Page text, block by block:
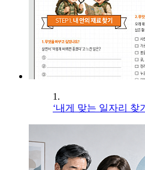
1.
‘내게 맞는 일자리 찾